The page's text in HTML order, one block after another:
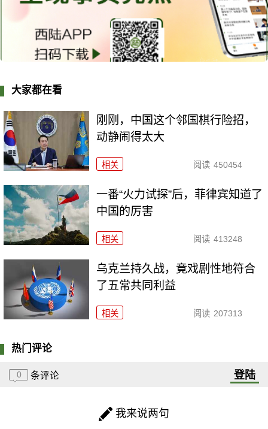
大家都在看
刚刚，中国这个邻国棋行险招，
动静闹得太大
相关 阅读 450454
一番“火力试探”后，菲律宾知道了
中国的厉害
相关 阅读 413248
乌克兰持久战，竟戏剧性地符合
了五常共同利益
相关 阅读 207313
热门评论
0 条评论 登陆
我来说两句